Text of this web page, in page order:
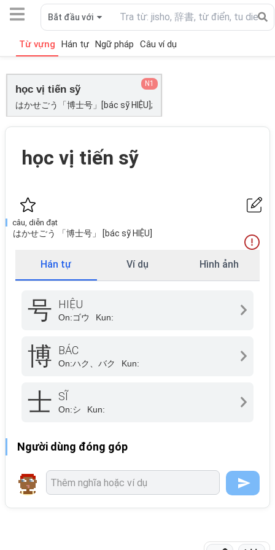
Bắt đầu với
Từ vựng Hán tự Ngữ pháp Câu ví dụ
học vị tiến sỹ
はかせごう「博士号」[bác sỹ HIỆU];
N1
học vị tiến sỹ
câu, diễn đạt
はかせごう 「博士号」 [bác sỹ HIỆU]
Hán tự Ví dụ Hình ảnh
号 HIỆU
On:ゴウ Kun:
博 BÁC
On:ハク、バク Kun:
士 SĨ
On:シ Kun:
Người dùng đóng góp